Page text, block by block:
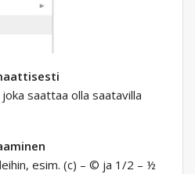
saattaa olla saatavilla
esim. (c) – © ja 1/2 – ½